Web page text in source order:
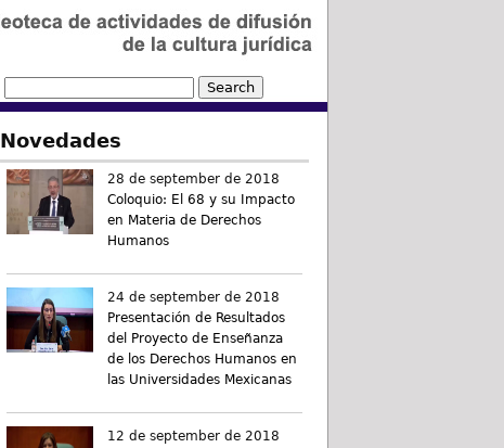
Novedades
28 de september de 2018
Coloquio: El 68 y su Impacto
en Materia de Derechos
Humanos
24 de september de 2018
Presentación de Resultados
del Proyecto de Enseñanza
de los Derechos Humanos en
las Universidades Mexicanas
12 de september de 2018